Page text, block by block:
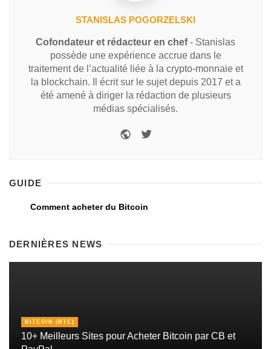
STANISLAS POGORZELSKI
Cofondateur et rédacteur en chef- Stanislas
possède une expérience accrue dans le
traitement de l’actualité liée à la crypto-monnaie et
la blockchain. Il écrit sur le sujet depuis 2017 et a
été amené à diriger la rédaction de plusieurs
médias spécialisés.
GUIDE
Comment acheter du Bitcoin
DERNIÈRES NEWS
BITCOIN (BTC)
10+ Meilleurs Sites pour Acheter Bitcoin par CB et